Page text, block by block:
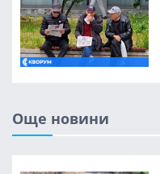
Още новини